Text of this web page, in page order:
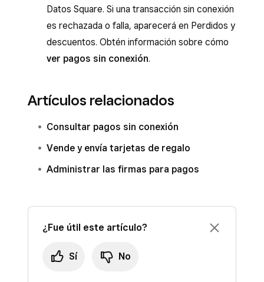
Datos Square. Si una transacción sin conexión
es rechazada o falla, aparecerá en Perdidos y
descuentos. Obtén información sobre cómo
ver pagos sin conexión.
Artículos relacionados
Consultar pagos sin conexión
Vende y envía tarjetas de regalo
Administrar las firmas para pagos
¿Fue útil este artículo?
Sí No